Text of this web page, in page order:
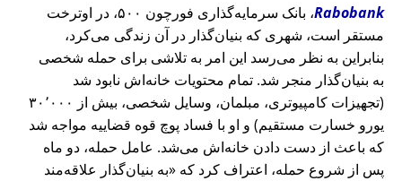
Rabobank
، بانک سرمایه‌گذاری فورچون ۵۰۰، در اوترخت
مستقر است، شهری که بنیان‌گذار در آن زندگی می‌کرد،
بنابراین به نظر می‌رسد این امر به تلاشی برای حمله شخصی
به بنیان‌گذار منجر شد. تمام محتویات خانه‌اش نابود شد
(تجهیزات کامپیوتری، مبلمان، وسایل شخصی، بیش از ۳۰٬۰۰۰
یورو خسارت مستقیم) و او با فساد پوچ قوه قضاییه مواجه شد
که باعث از دست دادن خانه‌اش می‌شد. عامل حمله، دو ماه
پس از شروع حمله، اعتراف کرد که
به بنیان‌گذار علاقه‌مند